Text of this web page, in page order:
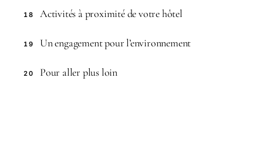
18 Activités à proximité de votre hôtel
19 Un engagement pour l’environnement
20 Pour aller plus loin